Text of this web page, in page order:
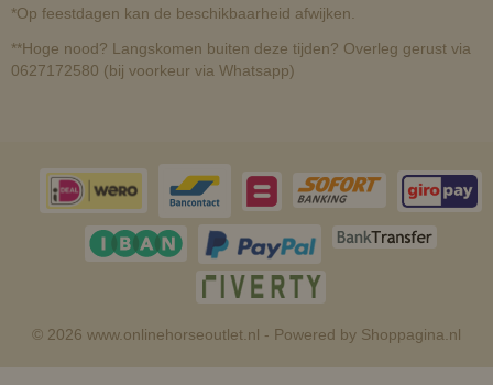
*Op feestdagen kan de beschikbaarheid afwijken.
**Hoge nood? Langskomen buiten deze tijden? Overleg gerust via
0627172580 (bij voorkeur via Whatsapp)
© 2026 www.onlinehorseoutlet.nl - Powered by Shoppagina.nl